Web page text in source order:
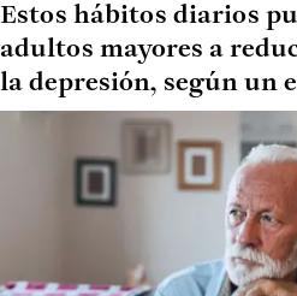
Estos hábitos diarios
adultos mayores a
la depresión, según un